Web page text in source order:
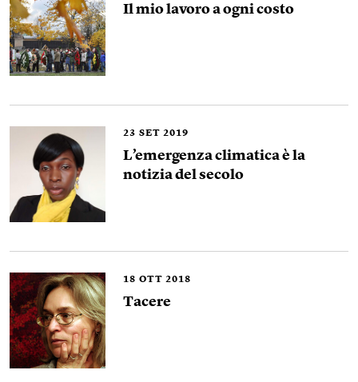
Il mio lavoro a ogni costo
23 SET 2019
L’emergenza climatica è la
notizia del secolo
18 OTT 2018
Tacere